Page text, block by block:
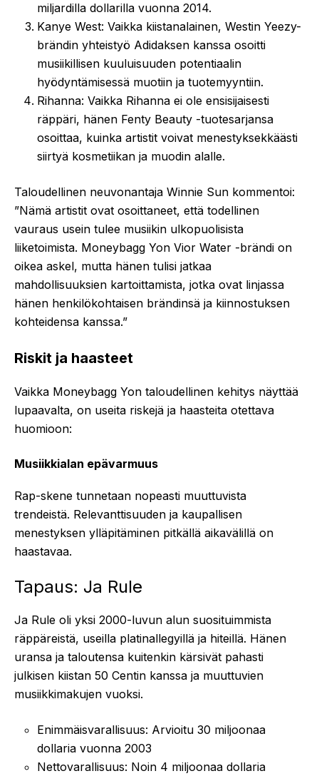
miljardilla dollarilla vuonna 2014.
Kanye West: Vaikka kiistanalainen, Westin Yeezy-
brändin yhteistyö Adidaksen kanssa osoitti
musiikillisen kuuluisuuden potentiaalin
hyödyntämisessä muotiin ja tuotemyyntiin.
Rihanna: Vaikka Rihanna ei ole ensisijaisesti
räppäri, hänen Fenty Beauty -tuotesarjansa
osoittaa, kuinka artistit voivat menestyksekkäästi
siirtyä kosmetiikan ja muodin alalle.
Taloudellinen neuvonantaja Winnie Sun kommentoi:
”Nämä artistit ovat osoittaneet, että todellinen
vauraus usein tulee musiikin ulkopuolisista
liiketoimista. Moneybagg Yon Vior Water -brändi on
oikea askel, mutta hänen tulisi jatkaa
mahdollisuuksien kartoittamista, jotka ovat linjassa
hänen henkilökohtaisen brändinsä ja kiinnostuksen
kohteidensa kanssa.”
Riskit ja haasteet
Vaikka Moneybagg Yon taloudellinen kehitys näyttää
lupaavalta, on useita riskejä ja haasteita otettava
huomioon:
Musiikkialan epävarmuus
Rap-skene tunnetaan nopeasti muuttuvista
trendeistä. Relevanttisuuden ja kaupallisen
menestyksen ylläpitäminen pitkällä aikavälillä on
haastavaa.
Tapaus: Ja Rule
Ja Rule oli yksi 2000-luvun alun suosituimmista
räppäreistä, useilla platinallegyillä ja hiteillä. Hänen
uransa ja taloutensa kuitenkin kärsivät pahasti
julkisen kiistan 50 Centin kanssa ja muuttuvien
musiikkimakujen vuoksi.
Enimmäisvarallisuus: Arvioitu 30 miljoonaa
dollaria vuonna 2003
Nettovarallisuus: Noin 4 miljoonaa dollaria